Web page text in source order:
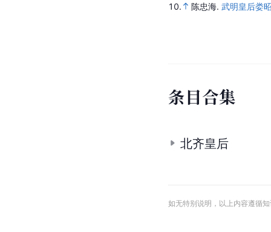
10.
陈忠海. 武明皇后娄
条目合集
北齐皇后
如无特别说明，以上内容遵循